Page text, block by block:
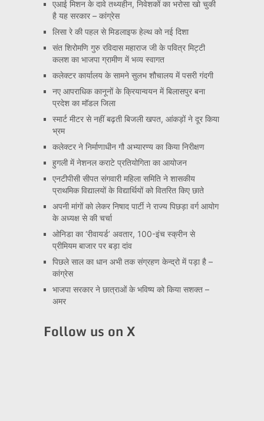
एआई मिशन के दावे तथ्यहीन, निवेशकों का भरोसा खो चुकी
है यह सरकार – कांग्रेस
लिसा रे की पहल से मिडलाइफ हेल्थ को नई दिशा
संत शिरोमणि गुरु रविदास महाराज जी के पवित्र मिट्टी
कलश का भाजपा ग्रामीण में भव्य स्वागत
कलेक्टर कार्यालय के सामने सुलभ शौचालय में पसरी गंदगी
नए आपराधिक कानूनों के क्रियान्वयन में बिलासपुर बना
प्रदेश का मॉडल जिला
स्मार्ट मीटर से नहीं बढ़ती बिजली खपत, आंकड़ों ने दूर किया
भ्रम
कलेक्टर ने निर्माणाधीन गौ अभ्यारण्य का किया निरीक्षण
हुगली में नेशनल कराटे प्रतियोगिता का आयोजन
एनटीपीसी सीपत संगवारी महिला समिति ने शासकीय
प्राथमिक विद्यालयों के विद्यार्थियों को वितरित किए छाते
अपनी मांगों को लेकर निषाद पार्टी ने राज्य पिछड़ा वर्ग आयोग
के अध्यक्ष से की चर्चा
ओनिडा का ‘रीवायर्ड’ अवतार, 100-इंच स्क्रीन से
प्रीमियम बाजार पर बड़ा दांव
पिछले साल का धान अभी तक संग्रहण केन्द्रो में पड़ा है –
कांग्रेस
भाजपा सरकार ने छात्राओं के भविष्य को किया सशक्त –
अमर
Follow us on X